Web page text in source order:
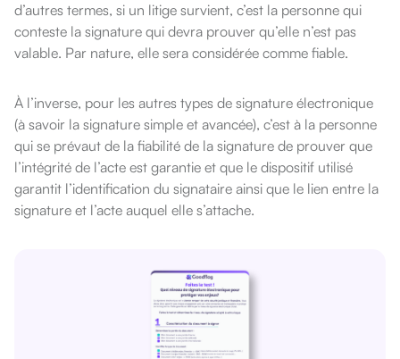
d’autres termes, si un litige survient, c’est la personne qui
conteste la signature qui devra prouver qu’elle n’est pas
valable. Par nature, elle sera considérée comme fiable.
À l’inverse, pour les autres types de signature électronique
(à savoir la signature simple et avancée), c’est à la personne
qui se prévaut de la fiabilité de la signature de prouver que
l’intégrité de l’acte est garantie et que le dispositif utilisé
garantit l’identification du signataire ainsi que le lien entre la
signature et l’acte auquel elle s’attache.